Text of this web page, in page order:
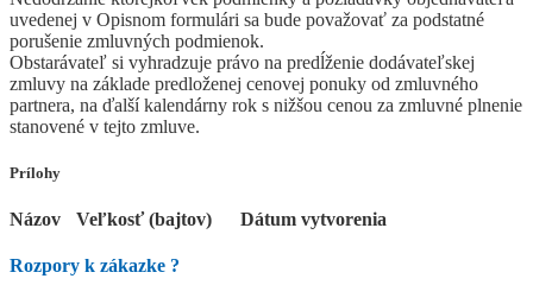
uvedenej v Opisnom formulári sa bude považovať za podstatné
porušenie zmluvných podmienok.
Obstarávateľ si vyhradzuje právo na predĺženie dodávateľskej
zmluvy na základe predloženej cenovej ponuky od zmluvného
partnera, na ďalší kalendárny rok s nižšou cenou za zmluvné plnenie
stanovené v tejto zmluve.
Prílohy
Názov Veľkosť (bajtov) Dátum vytvorenia
Rozpory k zákazke ?